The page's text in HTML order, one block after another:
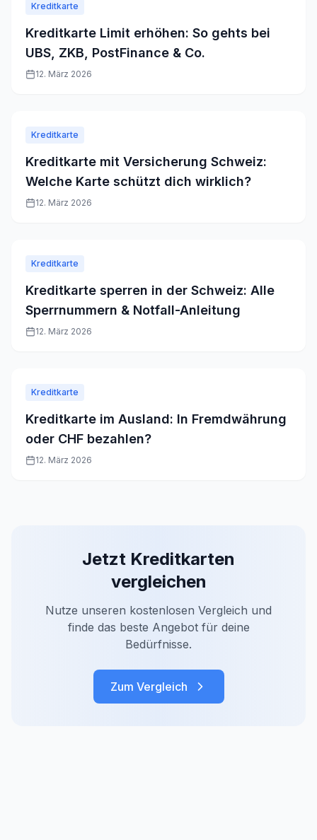
Kreditkarte
Kreditkarte Limit erhöhen: So gehts bei
UBS, ZKB, PostFinance & Co.
12. März 2026
Kreditkarte
Kreditkarte mit Versicherung Schweiz:
Welche Karte schützt dich wirklich?
12. März 2026
Kreditkarte
Kreditkarte sperren in der Schweiz: Alle
Sperrnummern & Notfall-Anleitung
12. März 2026
Kreditkarte
Kreditkarte im Ausland: In Fremdwährung
oder CHF bezahlen?
12. März 2026
Jetzt Kreditkarten
vergleichen
Nutze unseren kostenlosen Vergleich und
finde das beste Angebot für deine
Bedürfnisse.
Zum Vergleich